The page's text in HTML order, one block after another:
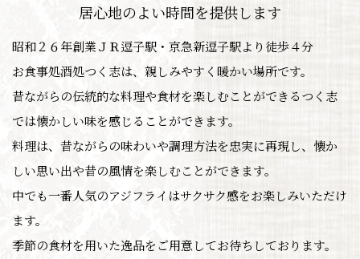
居心地のよい時間を提供します
昭和２６年創業ＪＲ逗子駅・京急新逗子駅より徒歩４分
お食事処酒処つく志は、親しみやすく暖かい場所です。
昔ながらの伝統的な料理や食材を楽しむことができるつく志
では懐かしい味を感じることができます。
料理は、昔ながらの味わいや調理方法を忠実に再現し、 懐か
しい思い出や昔の風情を楽しむことができます。
中でも一番人気のアジフライはサクサク感をお楽しみいただけ
ます。
季節の食材を用いた逸品をご用意してお待ちしております。